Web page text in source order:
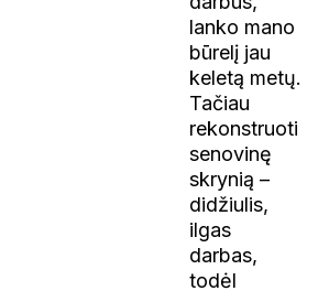
lanko mano
būrelį jau
keletą metų.
Tačiau
rekonstruoti
senovinę
skrynią –
didžiulis,
ilgas
darbas,
todėl